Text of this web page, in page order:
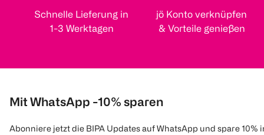
Schnelle Lieferung in
1-3 Werktagen
jö Konto verknüpfen
& Vorteile genießen
Mit WhatsApp -10% sparen
Abonniere jetzt die BIPA Updates auf WhatsApp und spare 10%